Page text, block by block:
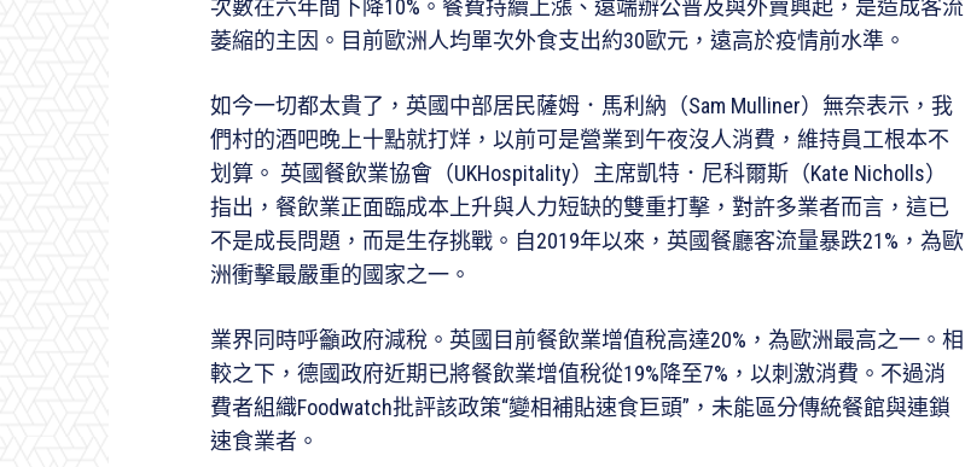
次數在六年間下降10%。餐費持續上漲、遠端辦公普及與外賣興起，是造成客流
萎縮的主因。目前歐洲人均單次外食支出約30歐元，遠高於疫情前水準。
如今一切都太貴了，英國中部居民薩姆．馬利納（Sam Mulliner）無奈表示，我
們村的酒吧晚上十點就打烊，以前可是營業到午夜沒人消費，維持員工根本不
划算。 英國餐飲業協會（UKHospitality）主席凱特．尼科爾斯（Kate Nicholls）
指出，餐飲業正面臨成本上升與人力短缺的雙重打擊，對許多業者而言，這已
不是成長問題，而是生存挑戰。自2019年以來，英國餐廳客流量暴跌21%，為歐
洲衝擊最嚴重的國家之一。
業界同時呼籲政府減稅。英國目前餐飲業增值稅高達20%，為歐洲最高之一。相
較之下，德國政府近期已將餐飲業增值稅從19%降至7%，以刺激消費。不過消
費者組織Foodwatch批評該政策“變相補貼速食巨頭”，未能區分傳統餐館與連鎖
速食業者。